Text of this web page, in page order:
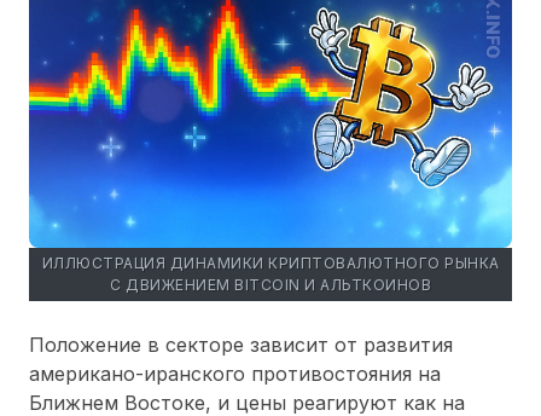
ИЛЛЮСТРАЦИЯ ДИНАМИКИ КРИПТОВАЛЮТНОГО РЫНКА
С ДВИЖЕНИЕМ BITCOIN И АЛЬТКОИНОВ
Положение в секторе зависит от развития
американо-иранского противостояния на
Ближнем Востоке, и цены реагируют как на